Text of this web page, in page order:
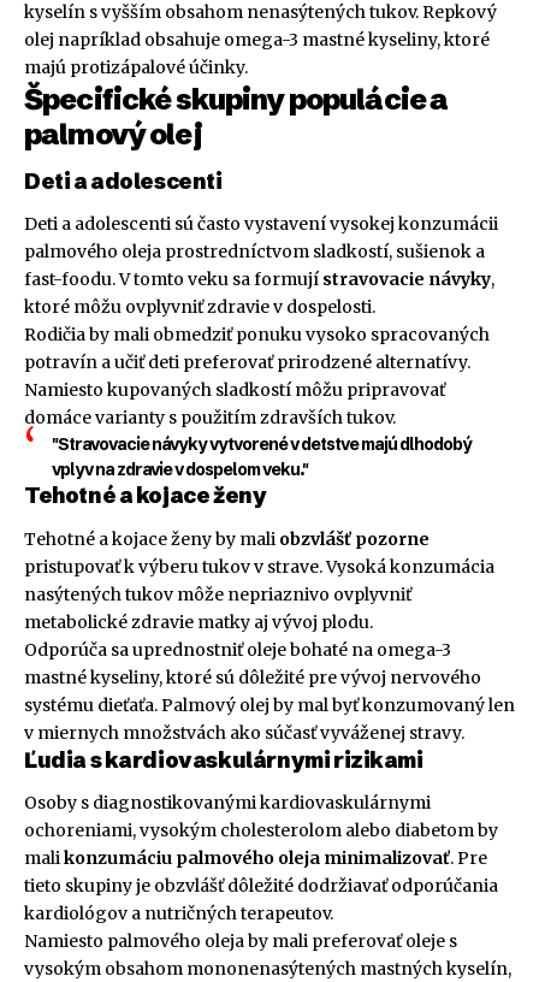
kyselín s vyšším obsahom nenasýtených tukov. Repkový
olej napríklad obsahuje omega-3 mastné kyseliny, ktoré
majú protizápalové účinky.
Špecifické skupiny populácie a
palmový olej
Deti a adolescenti
Deti a adolescenti sú často vystavení vysokej konzumácii
palmového oleja prostredníctvom sladkostí, sušienok a
fast-foodu. V tomto veku sa formují stravovacie návyky,
ktoré môžu ovplyvniť zdravie v dospelosti.
Rodičia by mali obmedziť ponuku vysoko spracovaných
potravín a učiť deti preferovať prirodzené alternatívy.
Namiesto kupovaných sladkostí môžu pripravovať
domáce varianty s použitím zdravších tukov.
"Stravovacie návyky vytvorené v detstve majú dlhodobý
vplyv na zdravie v dospelom veku."
Tehotné a kojace ženy
Tehotné a kojace ženy by mali obzvlášť pozorne
pristupovať k výberu tukov v strave. Vysoká konzumácia
nasýtených tukov môže nepriaznivo ovplyvniť
metabolické zdravie matky aj vývoj plodu.
Odporúča sa uprednostniť oleje bohaté na omega-3
mastné kyseliny, ktoré sú dôležité pre vývoj nervového
systému dieťaťa. Palmový olej by mal byť konzumovaný len
v miernych množstvách ako súčasť vyváženej stravy.
Ľudia s kardiovaskulárnymi rizikami
Osoby s diagnostikovanými kardiovaskulárnymi
ochoreniami, vysokým cholesterolom alebo diabetom by
malikonzumáciu palmového oleja minimalizovať. Pre
tieto skupiny je obzvlášť dôležité dodržiavať odporúčania
kardiológov a nutričných terapeutov.
Namiesto palmového oleja by mali preferovať oleje s
vysokým obsahom mononenasýtených mastných kyselín,